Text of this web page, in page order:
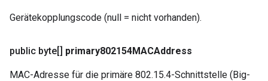
Gerätekopplungscode (null = nicht vorhanden).
public byte[] primary802154MACAddress
MAC-Adresse für die primäre 802.15.4-Schnittstelle (Big-